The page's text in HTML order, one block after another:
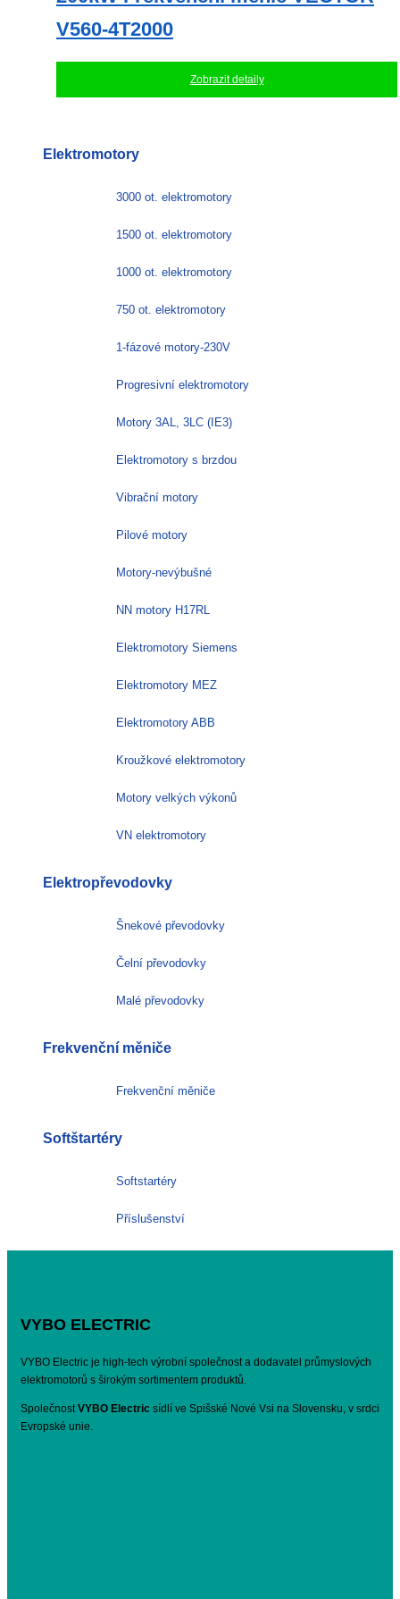
V560-4T2000
Zobrazit detaily
Elektromotory
3000 ot. elektromotory
1500 ot. elektromotory
1000 ot. elektromotory
750 ot. elektromotory
1-fázové motory-230V
Progresivní elektromotory
Motory 3AL, 3LC (IE3)
Elektromotory s brzdou
Vibrační motory
Pilové motory
Motory-nevýbušné
NN motory H17RL
Elektromotory Siemens
Elektromotory MEZ
Elektromotory ABB
Kroužkové elektromotory
Motory velkých výkonů
VN elektromotory
Elektropřevodovky
Šnekové převodovky
Čelní převodovky
Malé převodovky
Frekvenční měniče
Frekvenční měniče
Softštartéry
Softstartéry
Příslušenství
VYBO ELECTRIC
VYBO Electric je high-tech výrobní společnost a dodavatel průmyslových
elektromotorů s širokým sortimentem produktů.
SpolečnostVYBO Electric sídlí ve Spišské Nové Vsi na Slovensku, v srdci
Evropské unie.